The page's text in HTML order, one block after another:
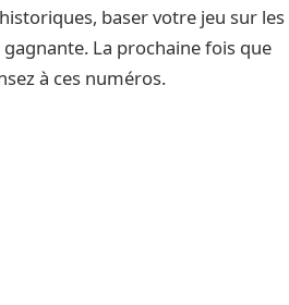
baser votre jeu sur les
La prochaine fois que
à ces numéros.